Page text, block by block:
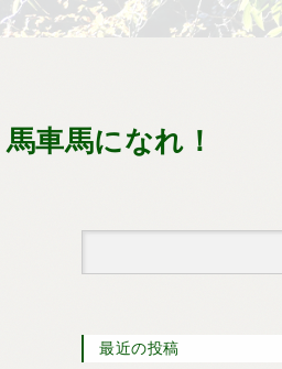
車馬になれ！
最近の投稿